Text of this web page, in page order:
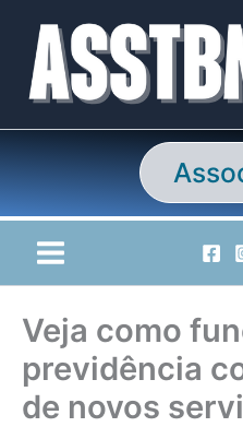
conteúdo
Veja como
previdência
de novos